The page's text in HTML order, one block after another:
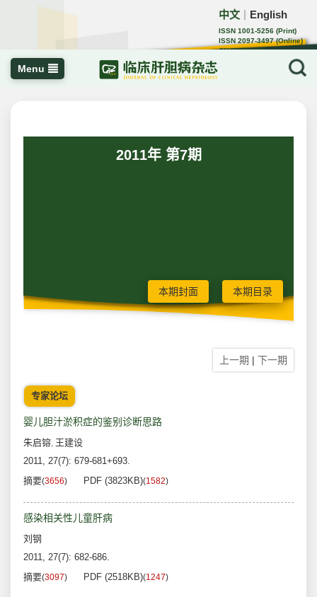
中文 English
ISSN 1001-5256 (Print)
ISSN 2097-3497 (Online)
CN 22-1108/R
Menu
2011年 第7期
本期封面 本期目录
上一期 | 下一期
专家论坛
婴儿胆汁淤积症的鉴别诊断思路
朱启镕, 王建设
2011, 27(7): 679-681+693.
摘要(3656) PDF (3823KB)(1582)
感染相关性儿童肝病
刘钢
2011, 27(7): 682-686.
摘要(3097) PDF (2518KB)(1247)